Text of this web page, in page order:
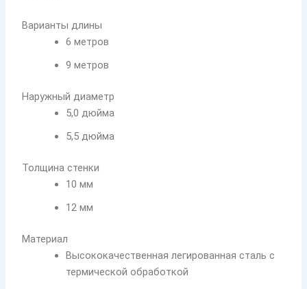
Варианты длины
6 метров
9 метров
Наружный диаметр
5,0 дюйма
5,5 дюйма
Толщина стенки
10 мм
12 мм
Материал
Высококачественная легированная сталь с
термической обработкой